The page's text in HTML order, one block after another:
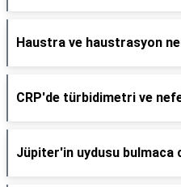
Haustra ve haustrasyon
CRP'de türbidimetri ve
Jüpiter'in uydusu bulmaca